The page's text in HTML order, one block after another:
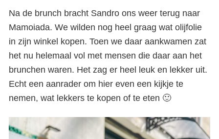
Na de brunch bracht Sandro ons weer terug naar
Mamoiada. We wilden nog heel graag wat olijfolie
in zijn winkel kopen. Toen we daar aankwamen zat
het nu helemaal vol met mensen die daar aan het
brunchen waren. Het zag er heel leuk en lekker uit.
Echt een aanrader om hier even een kijkje te
nemen, wat lekkers te kopen of te eten 🙂